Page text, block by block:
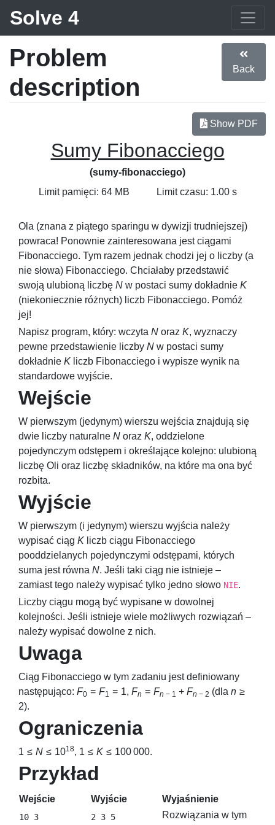
Solve 4
Problem
description
Back
Show PDF
Sumy Fibonacciego
(sumy-fibonacciego)
Limit pamięci: 64 MB
Limit czasu: 1.00 s
Ola (znana z piątego sparingu w dywizji trudniejszej)
powraca! Ponownie zainteresowana jest ciągami
Fibonacciego. Tym razem jednak chodzi jej o liczby (a
nie słowa) Fibonacciego. Chciałaby przedstawić
swoją ulubioną liczbę N w postaci sumy dokładnie K
(niekoniecznie różnych) liczb Fibonacciego. Pomóż
jej!
Napisz program, który: wczyta N oraz K, wyznaczy
pewne przedstawienie liczby N w postaci sumy
dokładnie K liczb Fibonacciego i wypisze wynik na
standardowe wyjście.
Wejście
W pierwszym (jedynym) wierszu wejścia znajdują się
dwie liczby naturalne N oraz K, oddzielone
pojedynczym odstępem i określające kolejno: ulubioną
liczbę Oli oraz liczbę składników, na które ma ona być
rozbita.
Wyjście
W pierwszym (i jedynym) wierszu wyjścia należy
wypisać ciąg K liczb ciągu Fibonacciego
pooddzielanych pojedynczymi odstępami, których
suma jest równa N. Jeśli taki ciąg nie istnieje –
zamiast tego należy wypisać tylko jedno słowo NIE.
Liczby ciągu mogą być wypisane w dowolnej
kolejności. Jeśli istnieje wiele możliwych rozwiązań –
należy wypisać dowolne z nich.
Uwaga
Ciąg Fibonacciego w tym zadaniu jest definiowany
następująco: F0 = F1 = 1, Fn = Fn − 1 + Fn − 2 (dla n ≥
2).
Ograniczenia
1 ≤ N ≤ 1018, 1 ≤ K ≤ 100 000.
Przykład
Wejście Wyjście Wyjaśnienie
Rozwiązania w tym